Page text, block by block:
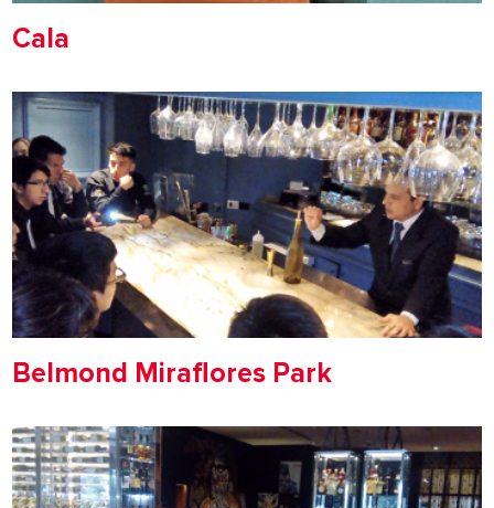
Cala
Belmond Miraflores Park